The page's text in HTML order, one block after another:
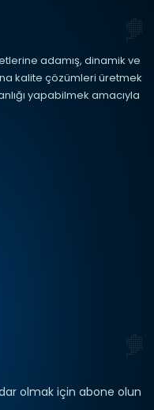
adamış, dinamik ve
kalite çözümleri üretmek
yapabilmek amacıyla
olmak için abone olun